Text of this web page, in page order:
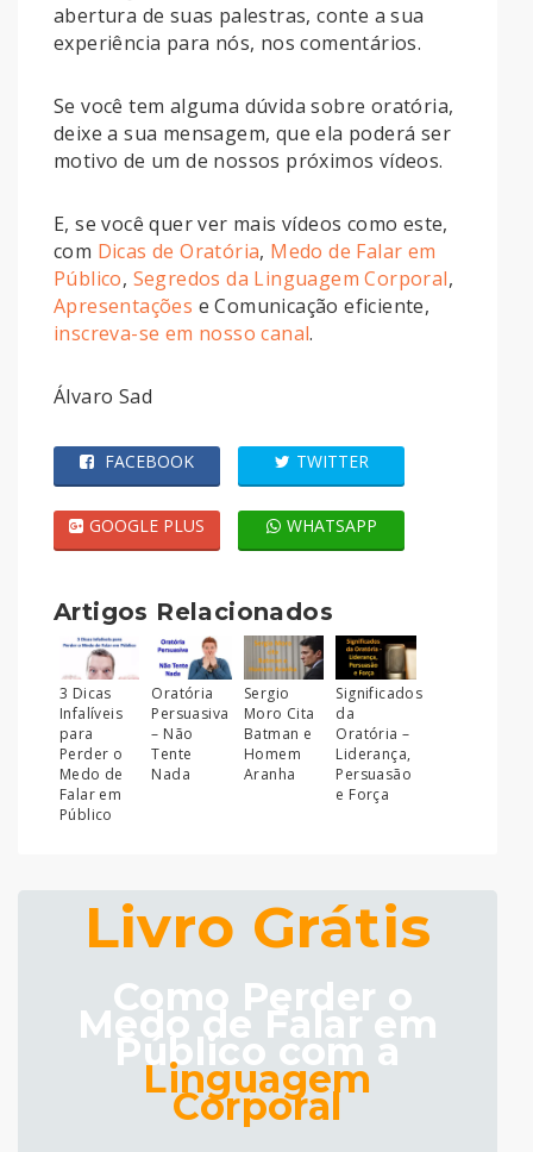
abertura de suas palestras, conte a sua
experiência para nós, nos comentários.
Se você tem alguma dúvida sobre oratória,
deixe a sua mensagem, que ela poderá ser
motivo de um de nossos próximos vídeos.
E, se você quer ver mais vídeos como este,
com Dicas de Oratória, Medo de Falar em
Público, Segredos da Linguagem Corporal,
Apresentações e Comunicação eficiente,
inscreva-se em nosso canal.
Álvaro Sad
FACEBOOK TWITTER
GOOGLE PLUS WHATSAPP
Artigos Relacionados
3 Dicas
Infalíveis
para
Perder o
Medo de
Falar em
Público
Oratória
Persuasiva
– Não
Tente
Nada
Sergio
Moro Cita
Batman e
Homem
Aranha
Significados
da
Oratória –
Liderança,
Persuasão
e Força
Livro Grátis
Como Perder o
Medo de Falar em
Público com a
Linguagem
Corporal